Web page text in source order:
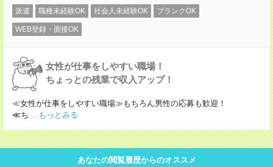
派遣 職種未経験OK 社会人未経験OK ブランクOK
WEB登録・面接OK
女性が仕事をしやすい職場！
ちょっとの残業で収入アップ！
≪女性が仕事をしやすい職場≫もちろん男性の応募も歓迎！
≪ち ...もっとみる
あなたの閲覧履歴からのオススメ